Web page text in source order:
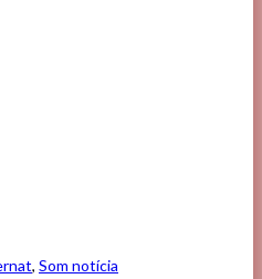
, Som notícia